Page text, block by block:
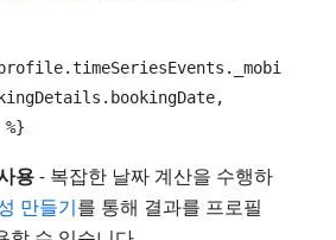
용- 복잡한 날짜 계산을 수행하
만들기를 통해 결과를 프로필